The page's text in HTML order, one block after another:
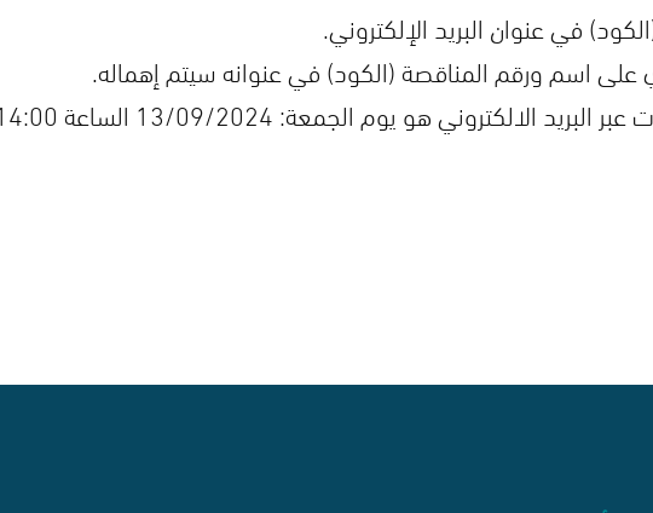
في عنوان البريد الإلكتروني.
على اسم ورقم المناقصة (الكود) في عنوانه سيتم إهماله.
هو يوم الجمعة: 13/09/2024 الساعة 14:00مساءً.